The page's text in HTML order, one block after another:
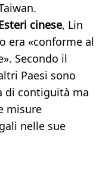
cinese, Lin
era «conforme al
Secondo il
Paesi sono
di contiguità ma
misure
nelle sue